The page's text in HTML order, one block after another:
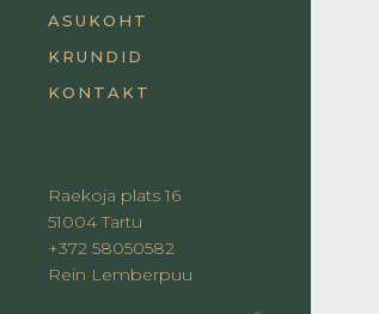
ASUKOHT
KRUNDID
KONTAKT
Raekoja plats 16
51004 Tartu
+372 58050582
Rein Lemberpuu